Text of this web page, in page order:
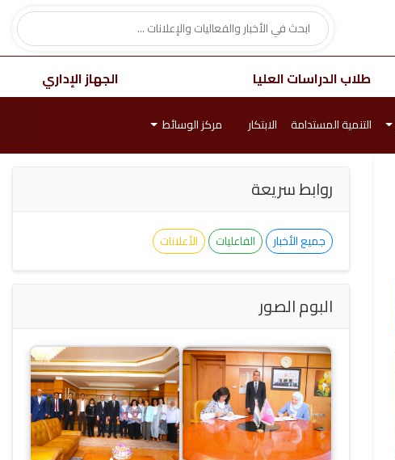
طلاب الدراسات العليا الجهاز الإداري
التنمية المستدامة الابتكار مركز الوسائط
روابط سريعة
جميع الأخبار الفاعليات الأعلانات
البوم الصور